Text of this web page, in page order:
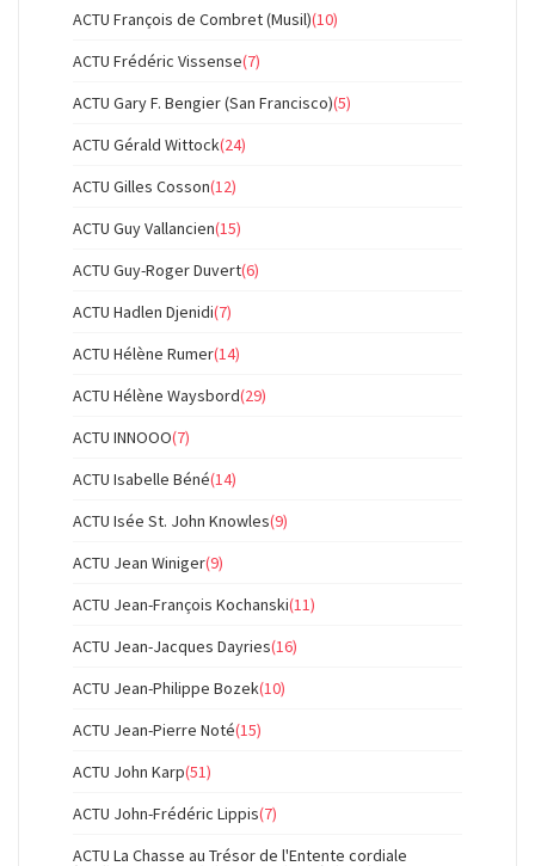
ACTU François de Combret (Musil)(10)
ACTU Frédéric Vissense(7)
ACTU Gary F. Bengier (San Francisco)(5)
ACTU Gérald Wittock(24)
ACTU Gilles Cosson(12)
ACTU Guy Vallancien(15)
ACTU Guy-Roger Duvert(6)
ACTU Hadlen Djenidi(7)
ACTU Hélène Rumer(14)
ACTU Hélène Waysbord(29)
ACTU INNOOO(7)
ACTU Isabelle Béné(14)
ACTU Isée St. John Knowles(9)
ACTU Jean Winiger(9)
ACTU Jean-François Kochanski(11)
ACTU Jean-Jacques Dayries(16)
ACTU Jean-Philippe Bozek(10)
ACTU Jean-Pierre Noté(15)
ACTU John Karp(51)
ACTU John-Frédéric Lippis(7)
ACTU La Chasse au Trésor de l'Entente cordiale